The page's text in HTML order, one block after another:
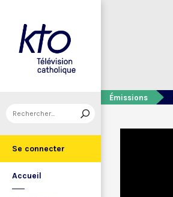
Se connecter
Accueil
Émissions